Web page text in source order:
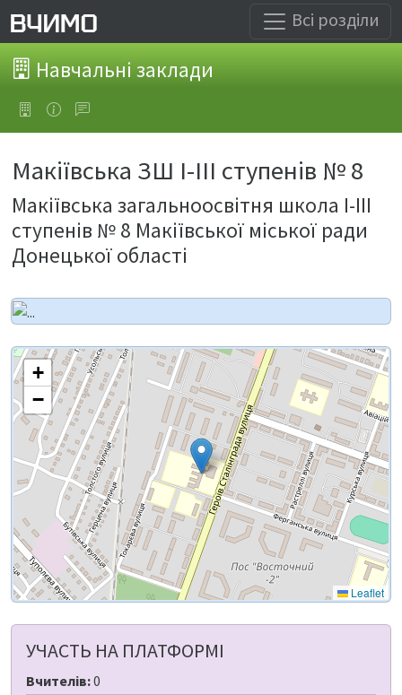
Всі розділи
Навчальні заклади
Макіївська ЗШ І-ІІІ ступенів № 8
Макіївська загальноосвітня школа І-ІІІ
ступенів № 8 Макіївської міської ради
Донецької області
+
−
Leaflet
УЧАСТЬ НА ПЛАТФОРМІ
Вчителів:0